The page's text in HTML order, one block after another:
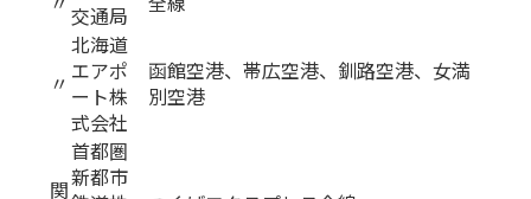
交通局
〃
北海道
エアポ
ート株
式会社
函館空港、帯広空港、釧路空港、女満
別空港
関
首都圏
新都市